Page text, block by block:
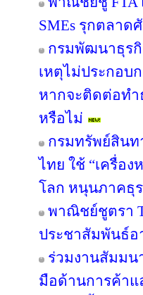
SMEs รุกตลาด
กรมพัฒนาธุรกิ
เหตุไม่ประกอบ
หากจะติดต่อทำ
หรือไม่
กรมทรัพย์สินท
ไทย ใช้ “เครื่อ
โลก หนุนภาคธุร
พาณิชย์ชูตรา
ประชาสัมพันธ์อ
ร่วมงานสัมมน
มือด้านการค้าแ